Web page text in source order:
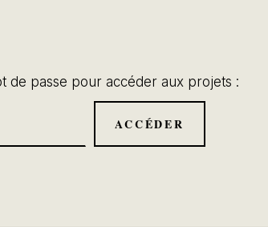
de passe pour accéder aux projets :